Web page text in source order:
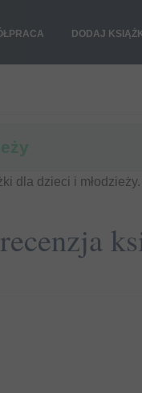
DODAJ
dla dzieci i młodzieży.